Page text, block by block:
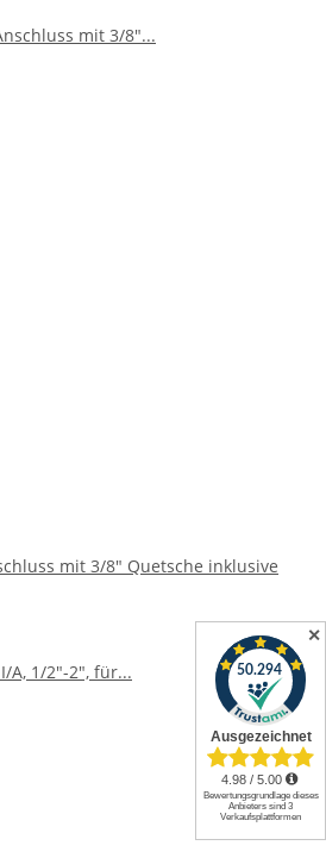
mit 3/8" Quetsche inklusive
✕